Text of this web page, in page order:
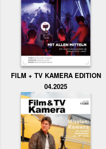
FILM + TV KAMERA EDITION
04.2025